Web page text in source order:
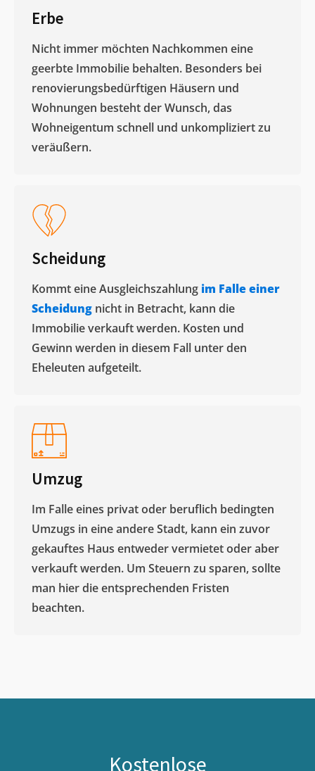
Erbe
Nicht immer möchten Nachkommen eine
geerbte Immobilie behalten. Besonders bei
renovierungsbedürftigen Häusern und
Wohnungen besteht der Wunsch, das
Wohneigentum schnell und unkompliziert zu
veräußern. ​
Scheidung
Kommt eine Ausgleichszahlung im Falle einer
Scheidung nicht in Betracht, kann die
Immobilie verkauft werden. Kosten und
Gewinn werden in diesem Fall unter den
Eheleuten aufgeteilt.​
Umzug
Im Falle eines privat oder beruflich bedingten
Umzugs in eine andere Stadt, kann ein zuvor
gekauftes Haus entweder vermietet oder aber
verkauft werden. Um Steuern zu sparen, sollte
man hier die entsprechenden Fristen
beachten.
Kostenlose